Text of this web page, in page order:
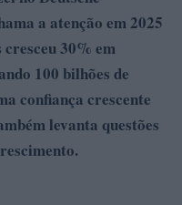
a atenção em 2025
cresceu 30% em
100 bilhões de
confiança crescente
levanta questões